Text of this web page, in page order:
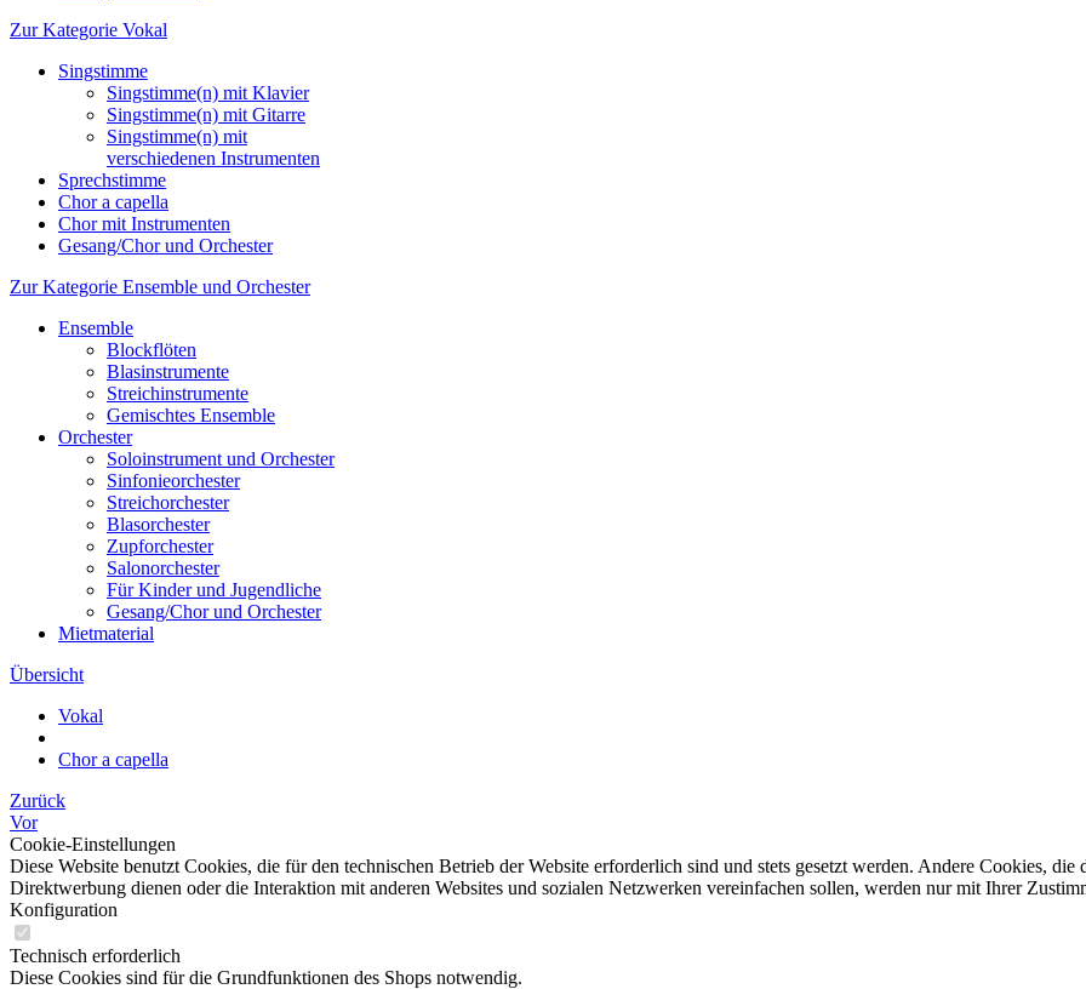
Zur Kategorie Vokal
Singstimme
Singstimme(n) mit Klavier
Singstimme(n) mit Gitarre
Singstimme(n) mit
verschiedenen Instrumenten
Sprechstimme
Chor a capella
Chor mit Instrumenten
Gesang/Chor und Orchester
Zur Kategorie Ensemble und Orchester
Ensemble
Blockflöten
Blasinstrumente
Streichinstrumente
Gemischtes Ensemble
Orchester
Soloinstrument und Orchester
Sinfonieorchester
Streichorchester
Blasorchester
Zupforchester
Salonorchester
Für Kinder und Jugendliche
Gesang/Chor und Orchester
Mietmaterial
Übersicht
Vokal
Chor a capella
Zurück
Vor
Cookie-Einstellungen
Diese Website benutzt Cookies, die für den technischen Betrieb der Website erforderlich sind und stets gesetzt werden. Andere Cookies,
Direktwerbung dienen oder die Interaktion mit anderen Websites und sozialen Netzwerken vereinfachen sollen, werden nur mit Ihrer
Konfiguration
Technisch erforderlich
Diese Cookies sind für die Grundfunktionen des Shops notwendig.